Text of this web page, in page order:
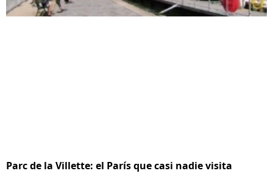
Parc de la Villette: el París que casi nadie visita